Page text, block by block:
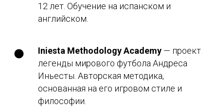
12 лет. Обучение на испанском и
английском.
Iniesta Methodology Academy — проект
легенды мирового футбола Андреса
Иньесты. Авторская методика,
основанная на его игровом стиле и
философии.